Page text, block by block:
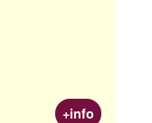
+info